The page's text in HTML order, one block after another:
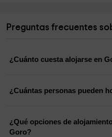
Preguntas frecuentes
¿Cuánto cuesta alojarse en
¿Cuántas personas pueden
¿Qué opciones de
Goro?